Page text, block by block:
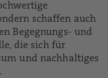
schaffen auch
Begegnungs- und
die sich für
und nachhaltiges